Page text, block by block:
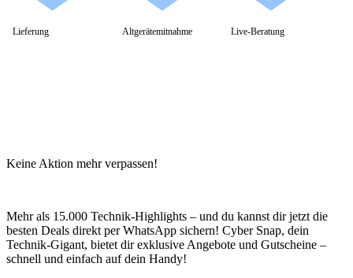
Curved Monitore
Drucker & Scanner
Druckerzubehör
Handy Zubehör
Tablets
Tablet Zubehör
Tolino
Lieferung Altgerätemitnahme Live-Beratung
Keine Aktion mehr verpassen!
Mehr als 15.000 Technik-Highlights – und du kannst dir jetzt die
besten Deals direkt per WhatsApp sichern! Cyber Snap, dein
Technik-Gigant, bietet dir exklusive Angebote und Gutscheine –
schnell und einfach auf dein Handy!